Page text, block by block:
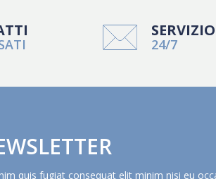
24/7
quis fugiat consequat elit minim nisi eu